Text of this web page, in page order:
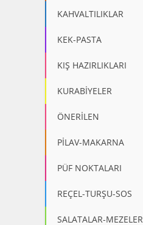
KAHVALTILIKLAR
KEK-PASTA
KIŞ HAZIRLIKLARI
KURABİYELER
ÖNERİLEN
PİLAV-MAKARNA
PÜF NOKTALARI
REÇEL-TURŞU-SOS
SALATALAR-MEZELER